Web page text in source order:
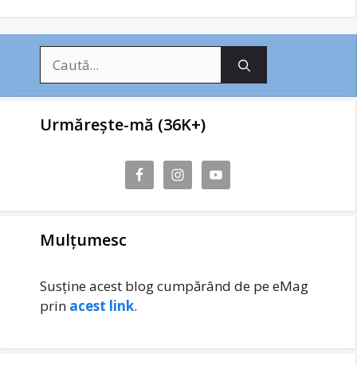
după:
Urmărește-mă (36K+)
Mulțumesc
Susține acest blog cumpărând de pe eMag
prin acest link.